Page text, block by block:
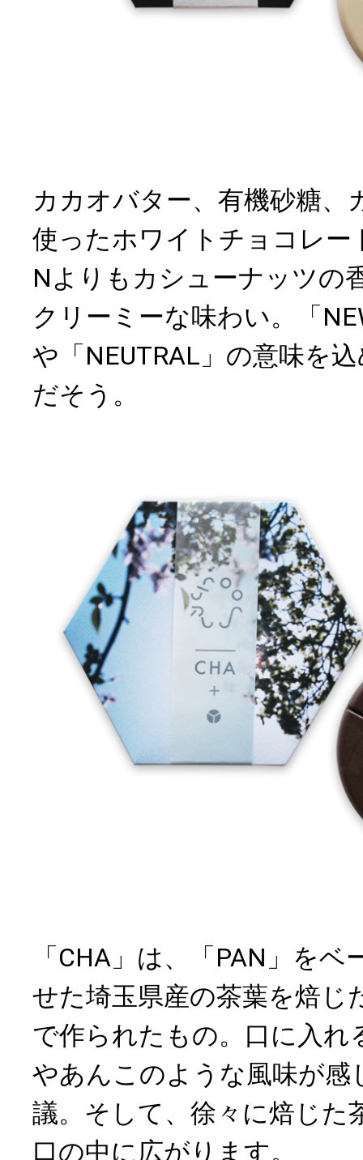
カカオバター、有機砂糖、
使ったホワイトチョコレー
Nよりもカシューナッツの
クリーミーな味わい。「
や「NEUTRAL」の意味を
だそう。
「CHA」は、「PAN」を
せた埼玉県産の茶葉を焙じ
で作られたもの。口に入れ
やあんこのような風味が感
議。そして、徐々に焙じた
口の中に広がります。